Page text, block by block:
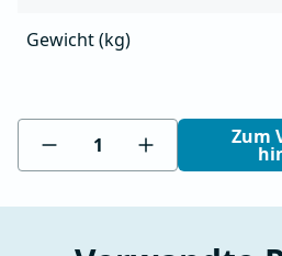
Gewicht (kg)
Zum